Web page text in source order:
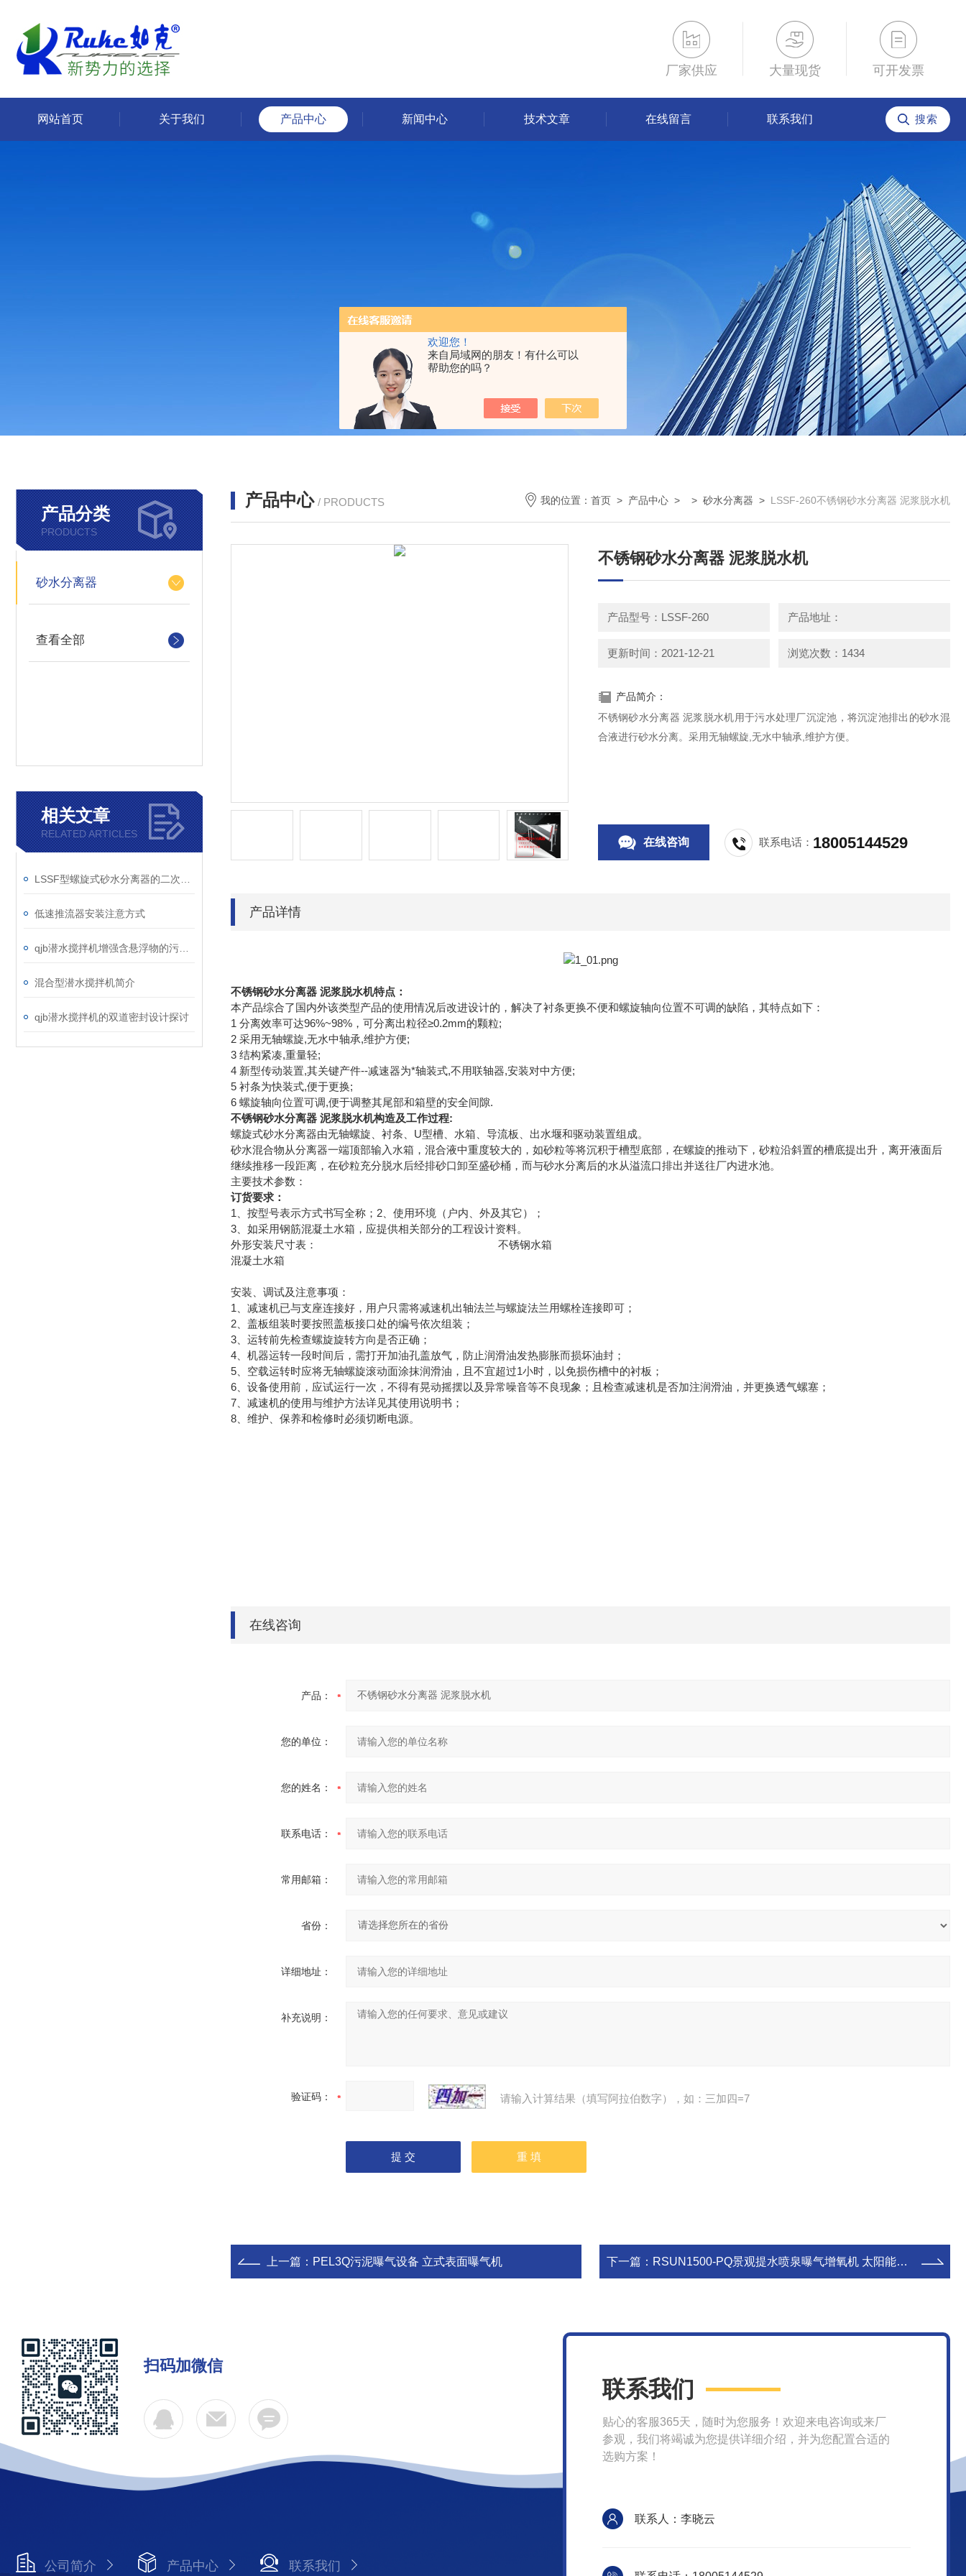
欢迎您！
来自局域网的朋友！有什么可以
帮助您的吗？
厂家供应 大量现货 可开发票
网站首页 关于我们 产品中心 新闻中心 技术文章 在线留言 联系我们
产品分类
PRODUCTS
砂水分离器
查看全部
相关文章
RELATED ARTICLES
低速推流器安装注意方式
混合型潜水搅拌机简介
qjb潜水搅拌机的双道密封设计探讨
产品中心 / PRODUCTS 我的位置： 首页 > 产品中心 > > 砂水分离器 > LSSF-260不锈钢砂水分离器 泥浆脱水机
不锈钢砂水分离器 泥浆脱水机
产品型号：LSSF-260 产品地址：
更新时间：2021-12-21 浏览次数：1434
产品简介：
不锈钢砂水分离器 泥浆脱水机用于污水处理厂沉淀池，将沉淀池排出的砂水混
合液进行砂水分离。采用无轴螺旋,无水中轴承,维护方便。
在线咨询 联系电话： 18005144529
产品详情
不锈钢砂水分离器 泥浆脱水机特点：
本产品综合了国内外该类型产品的使用情况后改进设计的，解决了衬条更换不便和螺旋轴向位置不可调的缺陷，其特点如下：
1 分离效率可达96%~98%，可分离出粒径≥0.2mm的颗粒;
2 采用无轴螺旋,无水中轴承,维护方便;
3 结构紧凑,重量轻;
4 新型传动装置,其关键产件--减速器为*轴装式,不用联轴器,安装对中方便;
5 衬条为快装式,便于更换;
6 螺旋轴向位置可调,便于调整其尾部和箱壁的安全间隙.
不锈钢砂水分离器 泥浆脱水机构造及工作过程:
螺旋式砂水分离器由无轴螺旋、衬条、 U型槽、水箱、导流板、出水堰和驱动装置组成。
砂水混合物从分离器一端顶部输入水箱，混合液中重度较大的，如砂粒等将沉积于槽型底部，在螺旋的推动下，砂粒沿斜置的槽底提出升，离开液面后
继续推移一段距离，在砂粒充分脱水后经排砂口卸至盛砂桶，而与砂水分离后的水从溢流口排出并送往厂内进水池。
主要技术参数：
订货要求：
1、按型号表示方式书写全称；2、使用环境（户内、外及其它）；
3、如采用钢筋混凝土水箱，应提供相关部分的工程设计资料。
外形安装尺寸表：
不锈钢水箱
混凝土水箱
安装、调试及注意事项：
1、减速机已与支座连接好，用户只需将减速机出轴法兰与螺旋法兰用螺栓连接即可；
2、盖板组装时要按照盖板接口处的编号依次组装；
3、运转前先检查螺旋旋转方向是否正确；
4、机器运转一段时间后，需打开加油孔盖放气，防止润滑油发热膨胀而损坏油封；
5、空载运转时应将无轴螺旋滚动面涂抹润滑油，且不宜超过1小时，以免损伤槽中的衬板；
6、设备使用前，应试运行一次，不得有晃动摇摆以及异常噪音等不良现象；且检查减速机是否加注润滑油，并更换透气螺塞；
7、减速机的使用与维护方法详见其使用说明书；
8、维护、保养和检修时必须切断电源。
在线咨询
产品：
您的单位：
您的姓名：
联系电话：
常用邮箱：
省份：
详细地址：
补充说明：
验证码： 请输入计算结果（填写阿拉伯数字），如：三加四=7
上一篇： PEL3Q污泥曝气设备 立式表面曝气机 下一篇： RSUN1500-PQ景观提水喷泉曝气增氧机 太阳能曝气机
扫码加微信
公司简介 产品中心 联系我们
联系我们
贴心的客服365天，随时为您服务！欢迎来电咨询或来厂
参观，我们将竭诚为您提供详细介绍，并为您配置合适的
选购方案！
联系人：李晓云